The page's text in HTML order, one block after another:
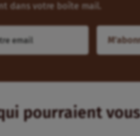
dans votre boîte mail.
pourraient